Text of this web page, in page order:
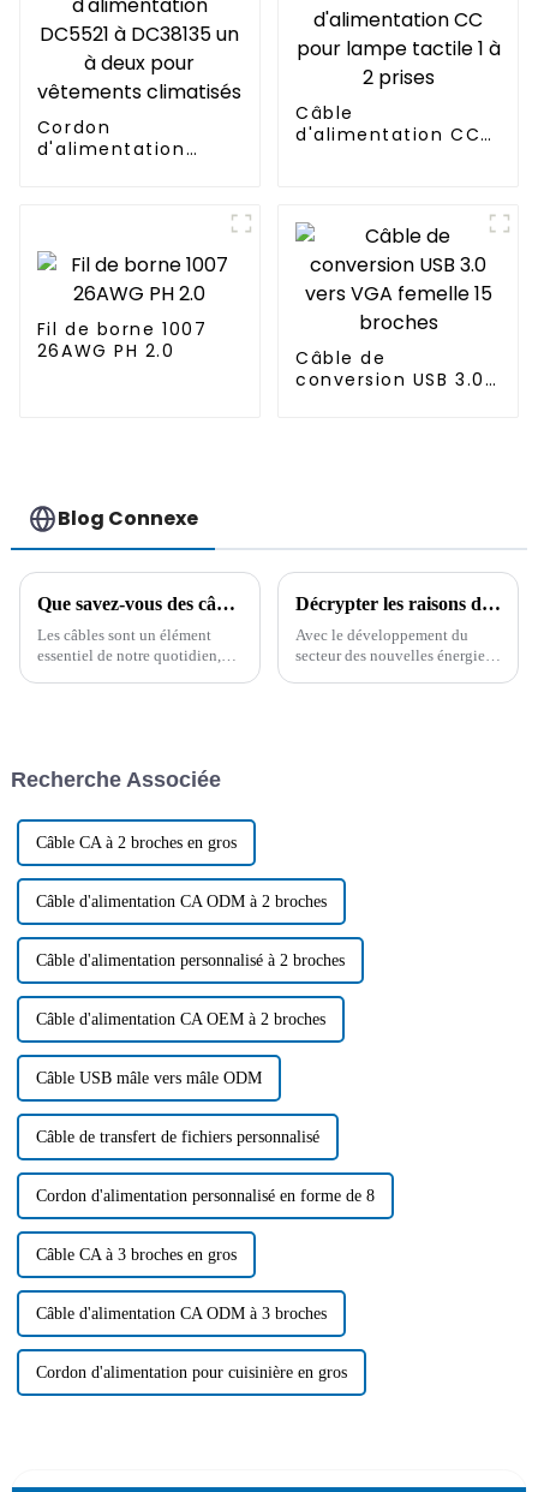
Cordon
d'alimentation
Câble
d'alimentation CC
Fil de borne 1007
26AWG PH 2.0
Câble de
conversion USB 3.0
Blog Connexe
Que savez-vous des câbles ? Une compréhension approfondie des câbles !
Les câbles sont un élément
essentiel de notre quotidien,
maintien de la modernité...
Décrypter les raisons de la tendance à la hausse des prix internationaux du cuivre
Avec le développement du
secteur des nouvelles énergies,
Recherche Associée
Câble CA à 2 broches en gros
Câble d'alimentation CA ODM à 2 broches
Câble d'alimentation personnalisé à 2 broches
Câble d'alimentation CA OEM à 2 broches
Câble USB mâle vers mâle ODM
Câble de transfert de fichiers personnalisé
Cordon d'alimentation personnalisé en forme de 8
Câble CA à 3 broches en gros
Câble d'alimentation CA ODM à 3 broches
Cordon d'alimentation pour cuisinière en gros